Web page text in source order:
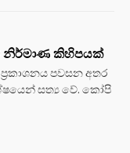
නිර්මාණ කිහිපයක්
පවසන අතර
සත්‍ය වේ. කෝපි